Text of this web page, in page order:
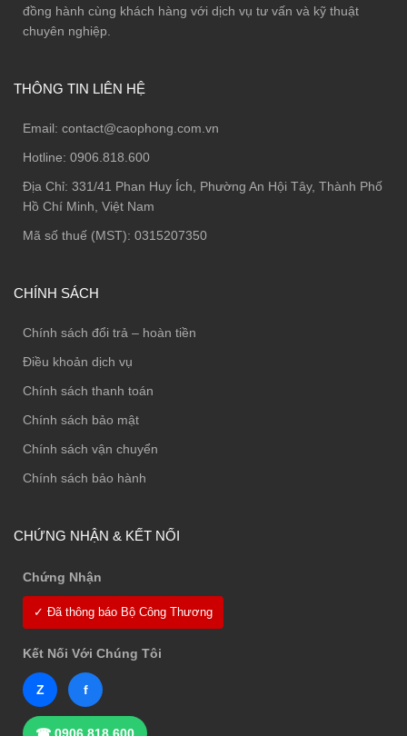
đồng hành cùng khách hàng với dịch vụ tư vấn và kỹ thuật
chuyên nghiệp.
THÔNG TIN LIÊN HỆ
Email: contact@caophong.com.vn
Hotline: 0906.818.600
Địa Chỉ: 331/41 Phan Huy Ích, Phường An Hội Tây, Thành Phố
Hồ Chí Minh, Việt Nam
Mã số thuế (MST): 0315207350
CHÍNH SÁCH
Chính sách đổi trả – hoàn tiền
Điều khoản dịch vụ
Chính sách thanh toán
Chính sách bảo mật
Chính sách vận chuyển
Chính sách bảo hành
CHỨNG NHẬN & KẾT NỐI
Chứng Nhận
✓ Đã thông báo Bộ Công Thương
Kết Nối Với Chúng Tôi
Z f